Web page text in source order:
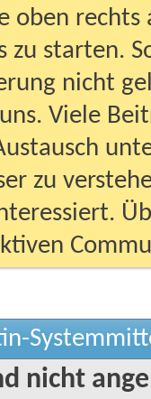
oben
zu starten.
nicht
Viele
zu
nicht